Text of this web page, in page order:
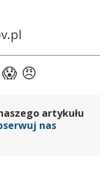
artykułu
nas